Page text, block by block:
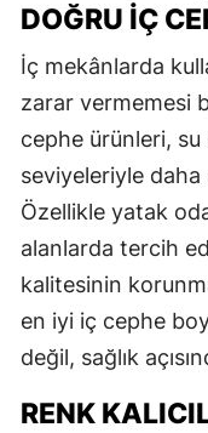
DOĞRU İÇ
İç mekânlarda
zarar vermemesi
cephe ürünleri, su
seviyeleriyle daha
Özellikle yatak
alanlarda tercih
kalitesinin
en iyi iç cephe
değil, sağlık
RENK